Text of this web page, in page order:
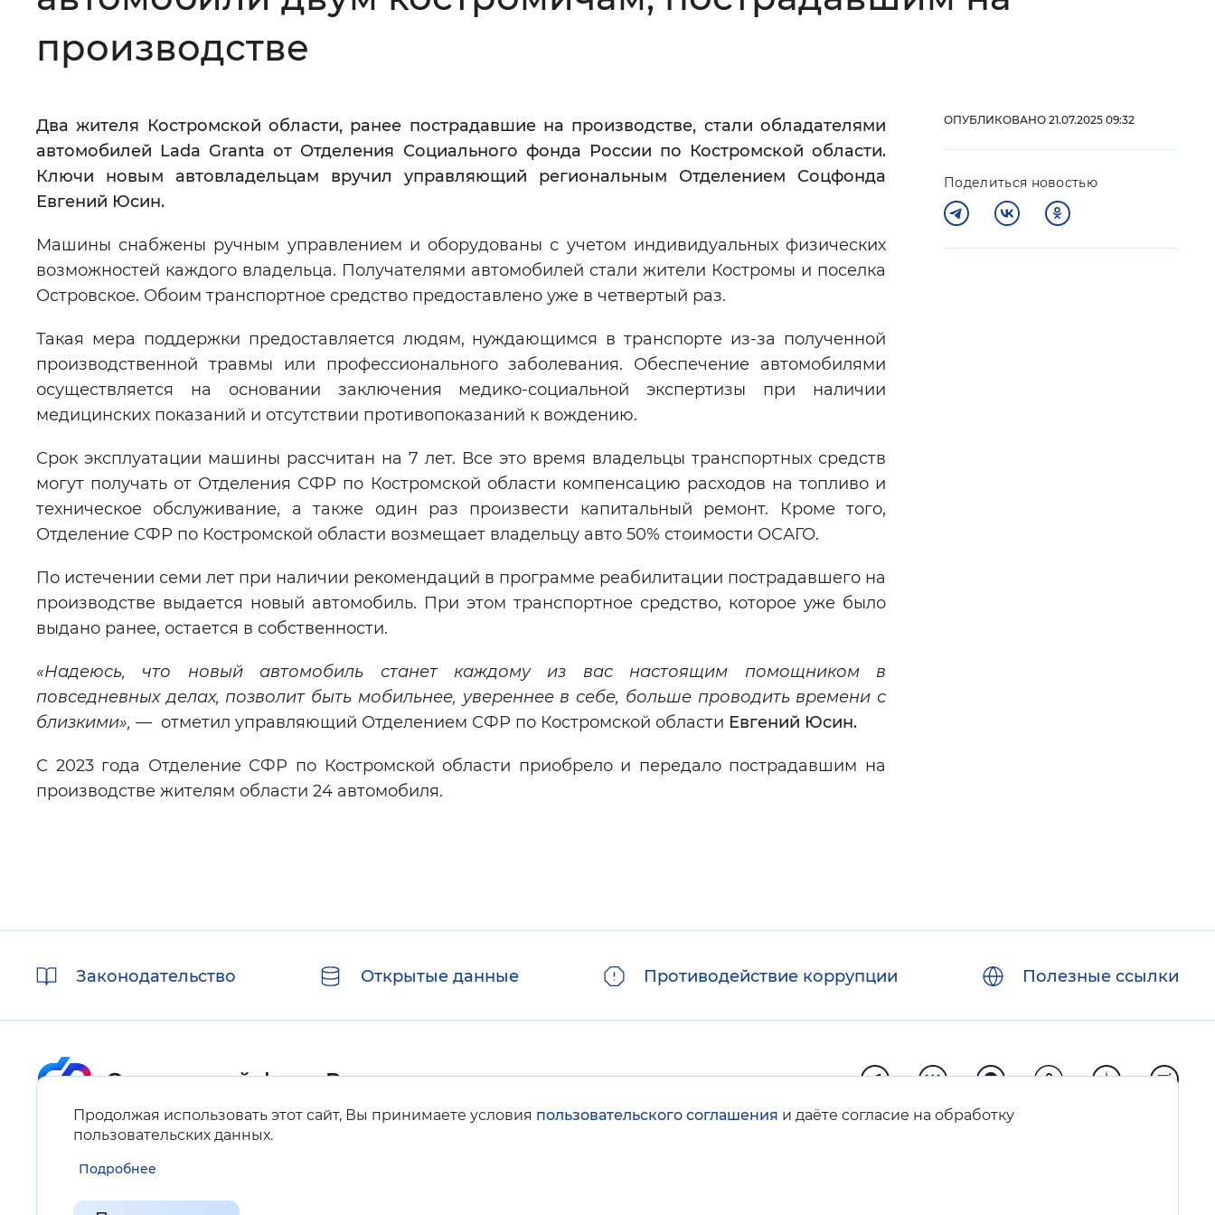
Звуковой ассистент: Воспроизвести Остановить Повторить
Вернуть стандартные настройки
производстве
Два жителя Костромской области, ранее пострадавшие на производстве, стали обладателями
автомобилей Lada Granta от Отделения Социального фонда России по Костромской области.
Ключи новым автовладельцам вручил управляющий региональным Отделением Соцфонда
Евгений Юсин.
Машины снабжены ручным управлением и оборудованы с учетом индивидуальных физических
возможностей каждого владельца. Получателями автомобилей стали жители Костромы и поселка
Островское. Обоим транспортное средство предоставлено уже в четвертый раз.
Такая мера поддержки предоставляется людям, нуждающимся в транспорте из-за полученной
производственной травмы или профессионального заболевания. Обеспечение автомобилями
осуществляется на основании заключения медико-социальной экспертизы при наличии
медицинских показаний и отсутствии противопоказаний к вождению.
Срок эксплуатации машины рассчитан на 7 лет. Все это время владельцы транспортных средств
могут получать от Отделения СФР по Костромской области компенсацию расходов на топливо и
техническое обслуживание, а также один раз произвести капитальный ремонт. Кроме того,
Отделение СФР по Костромской области возмещает владельцу авто 50% стоимости ОСАГО.
По истечении семи лет при наличии рекомендаций в программе реабилитации пострадавшего на
производстве выдается новый автомобиль. При этом транспортное средство, которое уже было
выдано ранее, остается в собственности.
«Надеюсь, что новый автомобиль станет каждому из вас настоящим помощником в
повседневных делах, позволит быть мобильнее, увереннее в себе, больше проводить времени с
близкими», — отметил управляющий Отделением СФР по Костромской области Евгений Юсин.
С 2023 года Отделение СФР по Костромской области приобрело и передало пострадавшим на
производстве жителям области 24 автомобиля.
ОПУБЛИКОВАНО 21.07.2025 09:32
Поделиться новостью
Продолжая использовать этот сайт, Вы принимаете условия пользовательского соглашения и даёте согласие на обработку
пользовательских данных.
Подробнее
ссылкиЗаконодательство Открытые данные Противодействие коррупции Полезные ссылки
Карта сайта
Нашли ошибку на сайте?